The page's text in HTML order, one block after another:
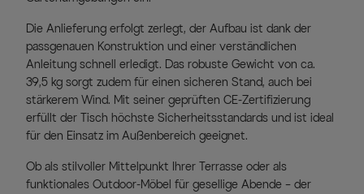
Die Anlieferung erfolgt zerlegt, der Aufbau ist dank der
passgenauen Konstruktion und einer verständlichen
Anleitung schnell erledigt. Das robuste Gewicht von ca.
39,5 kg sorgt zudem für einen sicheren Stand, auch bei
stärkerem Wind. Mit seiner geprüften CE-Zertifizierung
erfüllt der Tisch höchste Sicherheitsstandards und ist ideal
für den Einsatz im Außenbereich geeignet.
Ob als stilvoller Mittelpunkt Ihrer Terrasse oder als
funktionales Outdoor-Möbel für gesellige Abende – der